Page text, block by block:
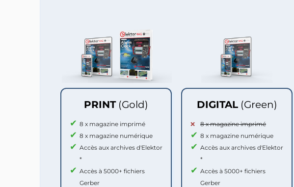
PRINT (Gold)
8 x magazine imprimé
8 x magazine numérique
Accès aux archives d'Elektor
*
Accès à 5000+ fichiers
Gerber
DIGITAL (Green)
8 x magazine imprimé
8 x magazine numérique
Accès aux archives d'Elektor
*
Accès à 5000+ fichiers
Gerber